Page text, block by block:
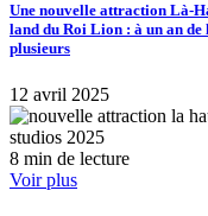
Une nouvelle attraction Là-
land du Roi Lion : à un an de
plusieurs
12 avril 2025
8 min de lecture
Voir plus